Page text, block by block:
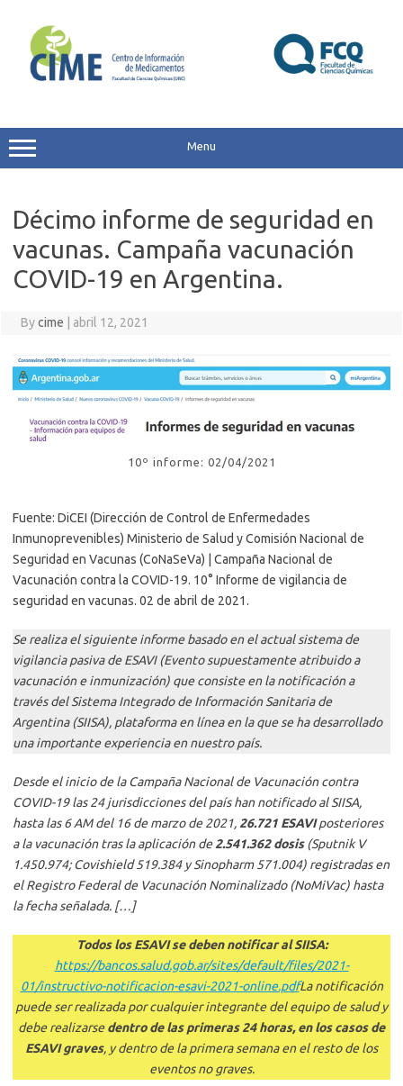
content
Menu
Décimo informe de seguridad en
vacunas. Campaña vacunación
COVID-19 en Argentina.
Bycime abril 12, 2021
10º informe: 02/04/2021
Fuente: DiCEI (Dirección de Control de Enfermedades
Inmunoprevenibles) Ministerio de Salud y Comisión Nacional de
Seguridad en Vacunas (CoNaSeVa) | Campaña Nacional de
Vacunación contra la COVID-19. 10° Informe de vigilancia de
seguridad en vacunas. 02 de abril de 2021.
Se realiza el siguiente informe basado en el actual sistema de
vigilancia pasiva de ESAVI (Evento supuestamente atribuido a
vacunación e inmunización) que consiste en la notificación a
través del Sistema Integrado de Información Sanitaria de
Argentina (SIISA), plataforma en línea en la que se ha desarrollado
una importante experiencia en nuestro país.
Desde el inicio de la Campaña Nacional de Vacunación contra
COVID-19 las 24 jurisdicciones del país han notificado al SIISA,
hasta las 6 AM del 16 de marzo de 2021,26.721 ESAVIposteriores
a la vacunación tras la aplicación de2.541.362 dosis(Sputnik V
1.450.974; Covishield 519.384 y Sinopharm 571.004) registradas en
el Registro Federal de Vacunación Nominalizado (NoMiVac) hasta
la fecha señalada. […]
Todos los ESAVI se deben notificar al SIISA:
https://bancos.salud.gob.ar/sites/default/files/2021-
01/instructivo-notificacion-esavi-2021-online.pdfLa notificación
puede ser realizada por cualquier integrante del equipo de salud y
debe realizarsedentro de las primeras 24 horas, en los casos de
ESAVI graves, y dentro de la primera semana en el resto de los
eventos no graves.